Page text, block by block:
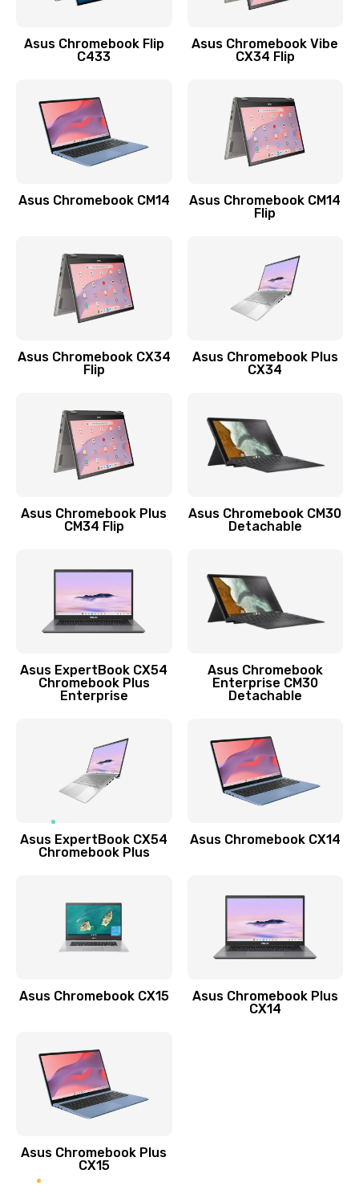
Заказать
Замена разъема зарядки (питания)
390 руб.
Замена разъёма наушников (гарнитуры)
Замена кнопок громкости
Защита гидрогелевой пленкой
Замена аккумулятора
890 руб.
Заказать
890 руб.
Замена стекла
Замена датчика приближения
Замена антенны
Заказать
Asus Chromebook Flip
C433
Asus Chromebook Vibe
CX34 Flip
Asus Chromebook CM14
Asus Chromebook CM14
Flip
Asus Chromebook CX34
Flip
Asus Chromebook Plus
CX34
Asus Chromebook Plus
CM34 Flip
Asus Chromebook CM30
Detachable
Asus ExpertBook CX54
Chromebook Plus
Enterprise
Asus Chromebook
Enterprise CM30
Detachable
Asus ExpertBook CX54
Chromebook Plus
Asus Chromebook CX14
Asus Chromebook CX15
Asus Chromebook Plus
CX14
Asus Chromebook Plus
CX15